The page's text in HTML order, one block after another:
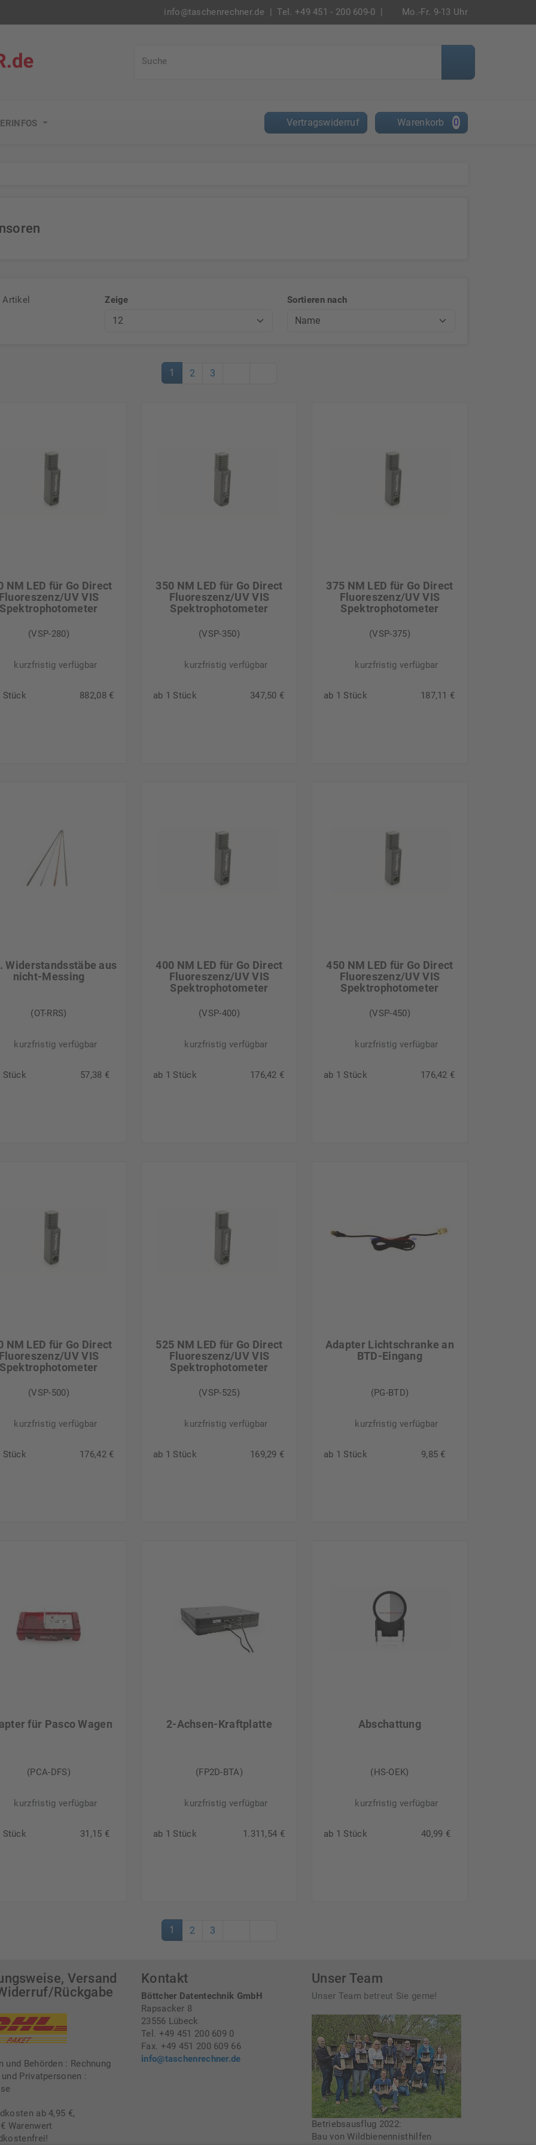
Mo.-Fr. 9-13 Uhr
Tel. +49 451 - 200 609-0 |
info@taschenrechner.de |
Suche
Vertragswiderruf Warenkorb 0
Artikel Zeige Sortieren nach
1 2 3
NM LED für Go Direct
UV VIS
Spektrophotometer
(VSP-280)
kurzfristig verfügbar
Stück 882,08 €
350 NM LED für Go Direct
Fluoreszenz/UV VIS
Spektrophotometer
(VSP-350)
kurzfristig verfügbar
ab 1 Stück 347,50 €
375 NM LED für Go Direct
Fluoreszenz/UV VIS
Spektrophotometer
(VSP-375)
kurzfristig verfügbar
ab 1 Stück 187,11 €
Widerstandsstäbe aus
nicht-Messing
(OT-RRS)
kurzfristig verfügbar
Stück 57,38 €
400 NM LED für Go Direct
Fluoreszenz/UV VIS
Spektrophotometer
(VSP-400)
kurzfristig verfügbar
ab 1 Stück 176,42 €
450 NM LED für Go Direct
Fluoreszenz/UV VIS
Spektrophotometer
(VSP-450)
kurzfristig verfügbar
ab 1 Stück 176,42 €
NM LED für Go Direct
UV VIS
Spektrophotometer
(VSP-500)
kurzfristig verfügbar
Stück 176,42 €
525 NM LED für Go Direct
Fluoreszenz/UV VIS
Spektrophotometer
(VSP-525)
kurzfristig verfügbar
ab 1 Stück 169,29 €
Adapter Lichtschranke an
BTD-Eingang
(PG-BTD)
kurzfristig verfügbar
ab 1 Stück 9,85 €
für Pasco Wagen
(PCA-DFS)
kurzfristig verfügbar
Stück 31,15 €
2-Achsen-Kraftplatte
(FP2D-BTA)
kurzfristig verfügbar
ab 1 Stück 1.311,54 €
Abschattung
(HS-OEK)
kurzfristig verfügbar
ab 1 Stück 40,99 €
1 2 3
Versand
Rückgabe
und Behörden : Rechnung
Privatpersonen :
ab 4,95 €,
Warenwert
Kontakt
Böttcher Datentechnik GmbH
Rapsacker 8
23556 Lübeck
Tel. +49 451 200 609 0
Fax. +49 451 200 609 66
info@taschenrechner.de
Unser Team
Unser Team betreut Sie gerne!
Betriebsausflug 2022:
Bau von Wildbienennisthilfen